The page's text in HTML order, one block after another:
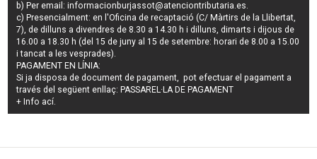
b) Per email:informacionburjassot@atenciontributaria.es.
c) Presencialment: en l'Oficina de recaptació (C/ Màrtirs de la Llibertat,
7), de dilluns a divendres de 8.30 a 14.30 h i dilluns, dimarts i dijous de
16.00 a 18.30 h (del 15 de juny al 15 de setembre: horari de 8.00 a 15.00
i tancat a les vesprades).
PAGAMENT EN LÍNIA:
Si ja disposa de document de pagament, pot efectuar el pagament a
través del següent enllaç: PASSAREL·LA DE PAGAMENT
+ Info ací.